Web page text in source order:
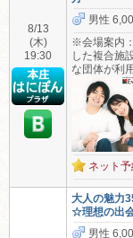
8/13
(木)
19:30
男性
※会場案内
した複合施
な団体が利
ネット
大人の魅力
☆理想の出会
男性